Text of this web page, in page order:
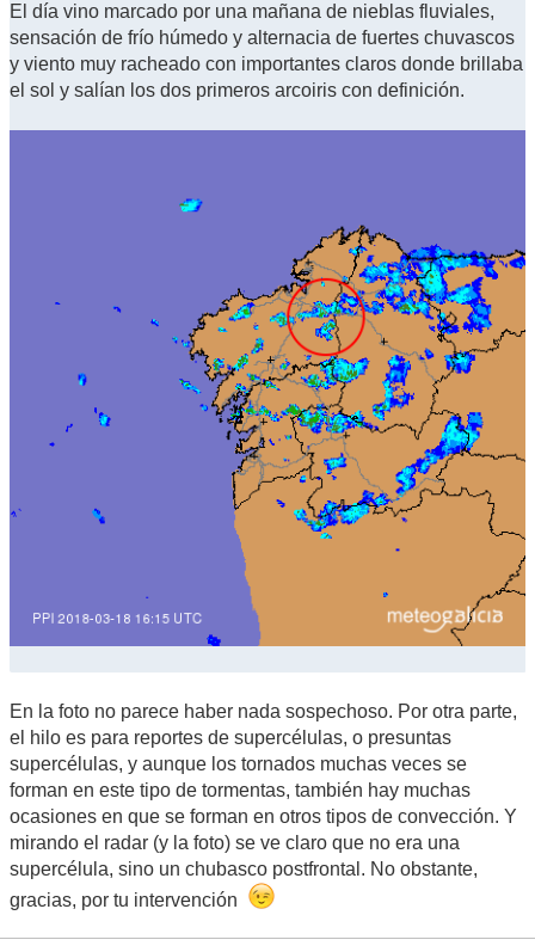
El día vino marcado por una mañana de nieblas fluviales,
sensación de frío húmedo y alternacia de fuertes chuvascos
y viento muy racheado con importantes claros donde brillaba
el sol y salían los dos primeros arcoiris con definición.
En la foto no parece haber nada sospechoso. Por otra parte,
el hilo es para reportes de supercélulas, o presuntas
supercélulas, y aunque los tornados muchas veces se
forman en este tipo de tormentas, también hay muchas
ocasiones en que se forman en otros tipos de convección. Y
mirando el radar (y la foto) se ve claro que no era una
supercélula, sino un chubasco postfrontal. No obstante,
gracias, por tu intervención